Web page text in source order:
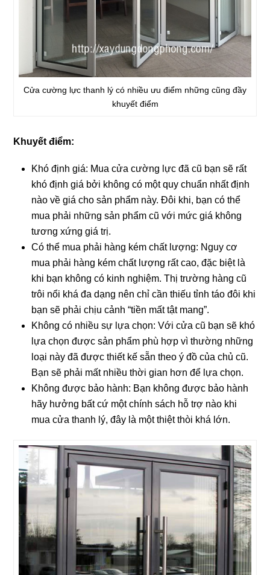
Cửa cường lực thanh lý có nhiều ưu điểm những cũng đầy
khuyết điểm
Khuyết điểm:
Khó định giá: Mua cửa cường lực đã cũ bạn sẽ rất
khó định giá bởi không có một quy chuẩn nhất định
nào về giá cho sản phẩm này. Đôi khi, bạn có thể
mua phải những sản phẩm cũ với mức giá không
tương xứng giá trị.
Có thể mua phải hàng kém chất lượng: Nguy cơ
mua phải hàng kém chất lượng rất cao, đặc biệt là
khi bạn không có kinh nghiệm. Thị trường hàng cũ
trôi nổi khá đa dạng nên chỉ cần thiếu tỉnh táo đôi khi
bạn sẽ phải chịu cảnh “tiền mất tật mang”.
Không có nhiều sự lựa chọn: Với cửa cũ bạn sẽ khó
lựa chọn được sản phẩm phù hợp vì thường những
loại này đã được thiết kế sẵn theo ý đồ của chủ cũ.
Bạn sẽ phải mất nhiều thời gian hơn để lựa chọn.
Không được bảo hành: Bạn không được bảo hành
hãy hưởng bất cứ một chính sách hỗ trợ nào khi
mua cửa thanh lý, đây là một thiệt thòi khá lớn.